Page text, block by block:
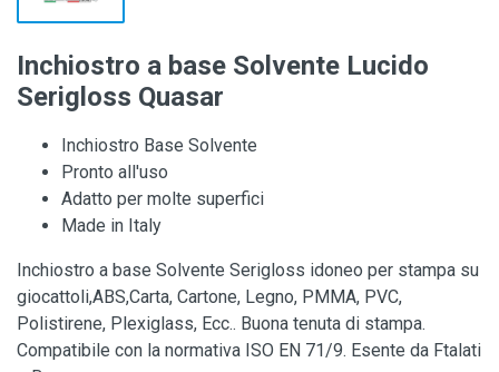
Inchiostro a base Solvente Lucido
Serigloss Quasar
Inchiostro Base Solvente
Pronto all'uso
Adatto per molte superfici
Made in Italy
Inchiostro a base Solvente Serigloss idoneo per stampa su
giocattoli,ABS,Carta, Cartone, Legno, PMMA, PVC,
Polistirene, Plexiglass, Ecc.. Buona tenuta di stampa.
Compatibile con la normativa ISO EN 71/9. Esente da Ftalati